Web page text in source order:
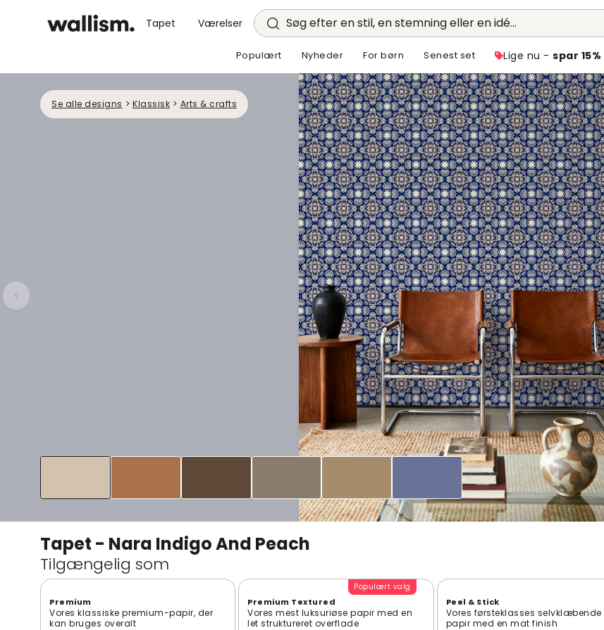
Tapet Værelser Søg efter en stil, en stemning eller en idé...
Populært Nyheder For børn Senest set Lige nu - spar 15%
Se alle designs > Klassisk > Arts & crafts
Tapet - Nara Indigo And Peach
Tilgængelig som
Premium
Vores klassiske premium-papir, der
kan bruges overalt
Populært valg
Premium Textured
Vores mest luksuriøse papir med en
let struktureret overflade
Peel & Stick
Vores førsteklasses selvklæbende
papir med en mat finish